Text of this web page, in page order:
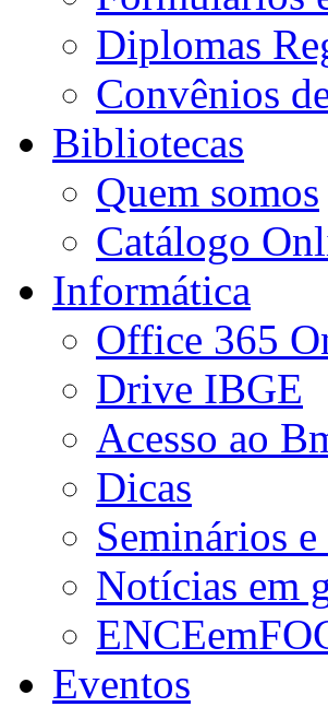
Diplomas
Convênios
Bibliotecas
Quem somos
Catálogo
Informática
Office 365
Drive IBGE
Acesso ao
Dicas
Seminários e
Notícias em
Eventos